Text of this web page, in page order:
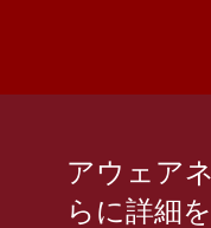
アウェア
らに詳細